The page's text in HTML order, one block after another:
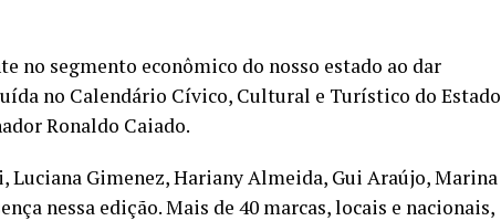
no segmento econômico do nosso estado ao dar
no Calendário Cívico, Cultural e Turístico do Estado
Ronaldo Caiado.
Luciana Gimenez, Hariany Almeida, Gui Araújo, Marina
nessa edição. Mais de 40 marcas, locais e nacionais,